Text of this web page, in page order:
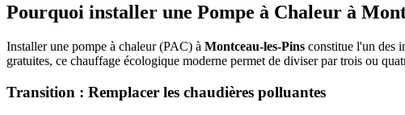
Pourquoi installer une Pompe à Chaleur à
Installer une pompe à chaleur (PAC) à Montceau-les-Pins constitue l'un des
gratuites, ce chauffage écologique moderne permet de diviser par trois ou
Transition : Remplacer les chaudières polluantes